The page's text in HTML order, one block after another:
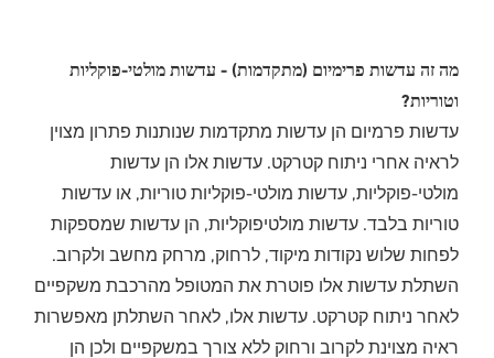
מה זה עדשות פרימיום (מתקדמות) - עדשות מולטי-פוקליות
וטוריות?
עדשות פרמיום הן עדשות מתקדמות שנותנות פתרון מצוין
לראיה אחרי ניתוח קטרקט. עדשות אלו הן עדשות
מולטי-פוקליות, עדשות מולטי-פוקליות טוריות, או עדשות
טוריות בלבד. עדשות מולטיפוקליות, הן עדשות שמספקות
לפחות שלוש נקודות מיקוד, לרחוק, מרחק מחשב ולקרוב.
השתלת עדשות אלו פוטרת את המטופל מהרכבת משקפיים
לאחר ניתוח קטרקט. עדשות אלו, לאחר השתלתן מאפשרות
ראיה מצוינת לקרוב ורחוק ללא צורך במשקפיים ולכן הן